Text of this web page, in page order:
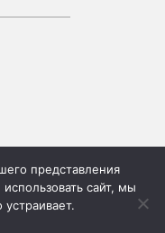
публикаций
представления
сайт, мы
устраивает.